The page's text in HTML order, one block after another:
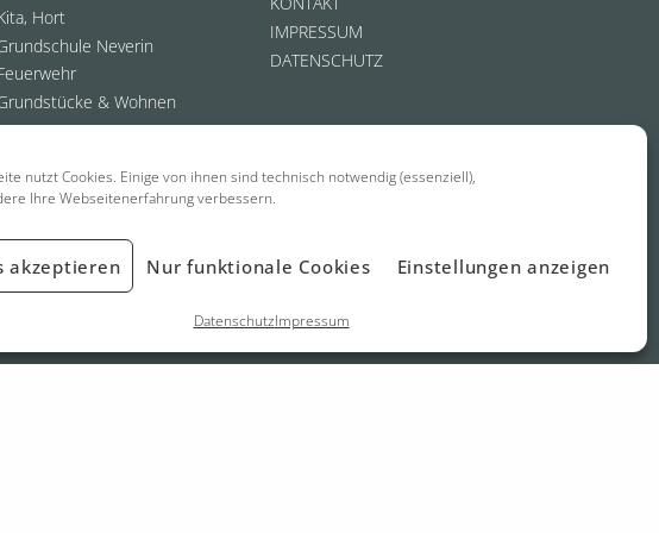
nutzt Cookies. Einige von ihnen sind technisch notwendig (essenziell),
Ihre Webseitenerfahrung verbessern.
akzeptieren Nur funktionale Cookies Einstellungen anzeigen
DatenschutzImpressum
Hort
Neverin
& Wohnen
IMPRESSUM
DATENSCHUTZ